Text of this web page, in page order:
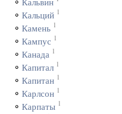
Кальций 1
Камень 1
Кампус 1
Канада 1
Капитал 1
Капитан 1
Карлсон 1
Карпаты 1